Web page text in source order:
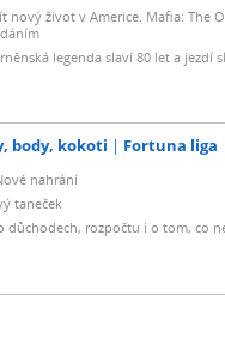
nový život v Americe. Mafia: The
legenda slaví 80 let a jezdí
body, kokoti Fortuna liga
nahrání
taneček
důchodech, rozpočtu i o tom, co